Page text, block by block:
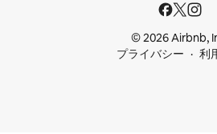
© 2026 Airbnb,
プライバシー
利